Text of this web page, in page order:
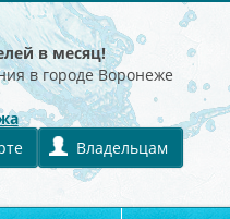
в месяц!
в городе Воронеже
Владельцам